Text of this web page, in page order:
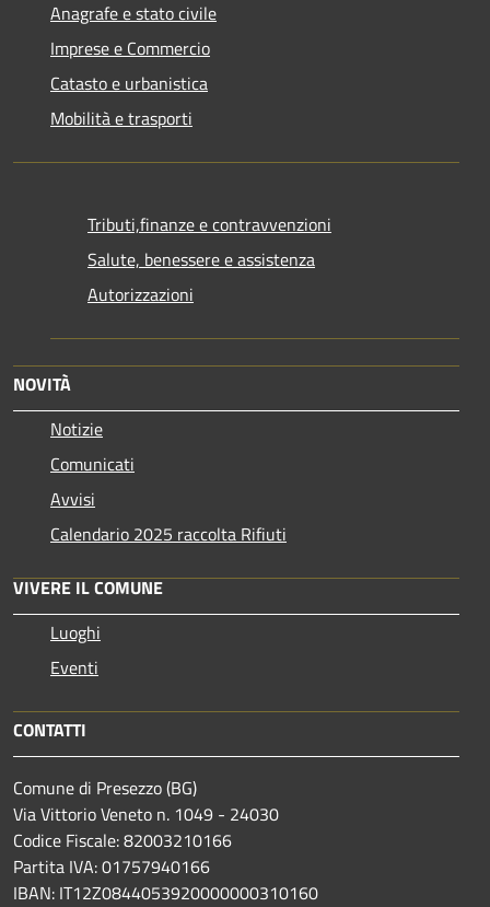
Anagrafe e stato civile
Imprese e Commercio
Catasto e urbanistica
Mobilità e trasporti
Tributi,finanze e contravvenzioni
Salute, benessere e assistenza
Autorizzazioni
NOVITÀ
Notizie
Comunicati
Avvisi
Calendario 2025 raccolta Rifiuti
VIVERE IL COMUNE
Luoghi
Eventi
CONTATTI
Comune di Presezzo (BG)
Via Vittorio Veneto n. 1049 - 24030
Codice Fiscale: 82003210166
Partita IVA: 01757940166
IBAN: IT12Z0844053920000000310160